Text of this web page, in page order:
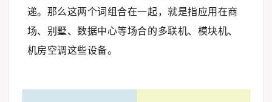
递。那么这两个词组合在一起，就是指应用在商
场、别墅、数据中心等场合的多联机、模块机、
机房空调这些设备。